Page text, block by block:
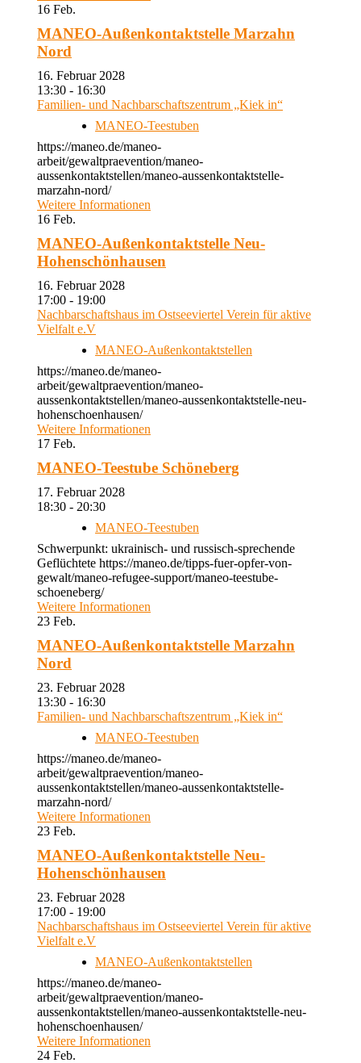
16 Feb.
MANEO-Außenkontaktstelle Marzahn
Nord
16. Februar 2028
13:30 - 16:30
Familien- und Nachbarschaftszentrum „Kiek in“
MANEO-Teestuben
https://maneo.de/maneo-
arbeit/gewaltpraevention/maneo-
aussenkontaktstellen/maneo-aussenkontaktstelle-
marzahn-nord/
Weitere Informationen
16 Feb.
MANEO-Außenkontaktstelle Neu-
Hohenschönhausen
16. Februar 2028
17:00 - 19:00
Nachbarschaftshaus im Ostseeviertel Verein für aktive
Vielfalt e.V
MANEO-Außenkontaktstellen
https://maneo.de/maneo-
arbeit/gewaltpraevention/maneo-
aussenkontaktstellen/maneo-aussenkontaktstelle-neu-
hohenschoenhausen/
Weitere Informationen
17 Feb.
MANEO-Teestube Schöneberg
17. Februar 2028
18:30 - 20:30
MANEO-Teestuben
Schwerpunkt: ukrainisch- und russisch-sprechende
Geflüchtete https://maneo.de/tipps-fuer-opfer-von-
gewalt/maneo-refugee-support/maneo-teestube-
schoeneberg/
Weitere Informationen
23 Feb.
MANEO-Außenkontaktstelle Marzahn
Nord
23. Februar 2028
13:30 - 16:30
Familien- und Nachbarschaftszentrum „Kiek in“
MANEO-Teestuben
https://maneo.de/maneo-
arbeit/gewaltpraevention/maneo-
aussenkontaktstellen/maneo-aussenkontaktstelle-
marzahn-nord/
Weitere Informationen
23 Feb.
MANEO-Außenkontaktstelle Neu-
Hohenschönhausen
23. Februar 2028
17:00 - 19:00
Nachbarschaftshaus im Ostseeviertel Verein für aktive
Vielfalt e.V
MANEO-Außenkontaktstellen
https://maneo.de/maneo-
arbeit/gewaltpraevention/maneo-
aussenkontaktstellen/maneo-aussenkontaktstelle-neu-
hohenschoenhausen/
Weitere Informationen
24 Feb.